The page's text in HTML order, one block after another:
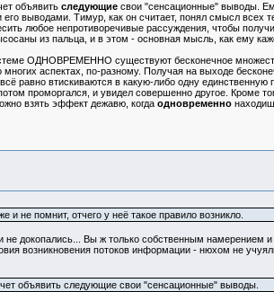
объявить следующиесвои "сенсационные" выводы.
выводами. Тимур, как он считает, понял смысл всех
любое непротиворечивые рассуждения, чтобы
из пальца, и в этом - основная мысль, как ему
ОДНОВРЕМЕННО существуют бесконечное
аспектах, по-разному. Получая на выходе
равно втискиваются в какую-либо одну
проморгался, и увидел совершенно другое. Кроме
взять эффект дежавю, когда одновременно
и не помнит, отчего у неё такое правило возникло.
не докопались... Вы ж только собственным
возникновения потоков информации - нюхом не
объявить следующие свои "сенсационные" выводы.